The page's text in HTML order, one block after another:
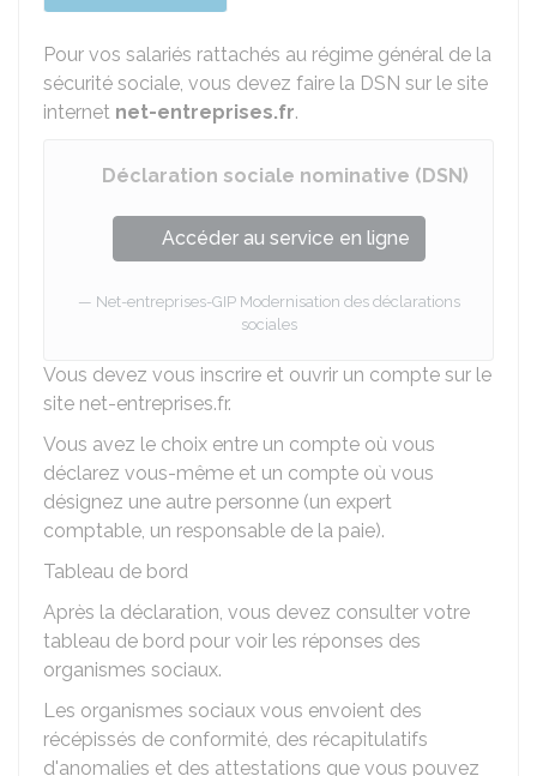
Pour vos salariés rattachés au régime général de la
sécurité sociale, vous devez faire la DSN sur le site
internet net-entreprises.fr.
Déclaration sociale nominative (DSN)
Accéder au service en ligne
Net-entreprises-GIP Modernisation des déclarations
sociales
Vous devez vous inscrire et ouvrir un compte sur le
site net-entreprises.fr.
Vous avez le choix entre un compte où vous
déclarez vous-même et un compte où vous
désignez une autre personne (un expert
comptable, un responsable de la paie).
Tableau de bord
Après la déclaration, vous devez consulter votre
tableau de bord pour voir les réponses des
organismes sociaux.
Les organismes sociaux vous envoient des
récépissés de conformité, des récapitulatifs
d'anomalies et des attestations que vous pouvez